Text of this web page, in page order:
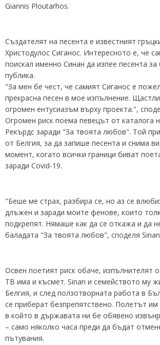
Giannis Ploutarhos.
Създателят на песента е известният
Христодулос Сиганос. Интересното е, че
поискал именно Синан да изпее песента за
публика.
"За мен бе чест, че самият Сиганос е
прекрасна песен в мое изпълнение.
огромен ентусиазъм върху проекта.",
Огромен риск поема певецът от каталога
Рекърдс заради "За твоята любов". Той
от Белгия, за да запише песента и снима
момент, когато всички граници биват
заради Covid-19.
"Беше ме страх, разбира се, но аз се
длъжен и заради моите фенове, които
подкрепят. Нямаше как да се откажа и да
баладата "За твоята любов", споделя
Освен поетият риск обаче, изпълнителят
ТВ има и късмет. Sinan и семейството му
Белгия, и след ползотворната работа в
се приберат безпрепятствено. Полетът
в който в държавата ни бе обявено
– само няколко часа преди да бъдат
пътувания.